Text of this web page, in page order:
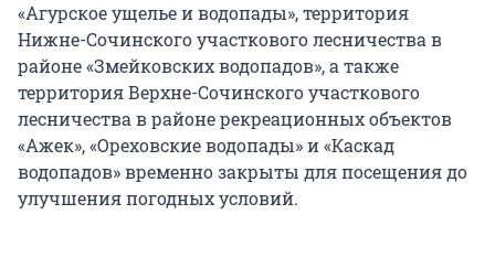
«Агурское ущелье и водопады», территория
Нижне-Сочинского участкового лесничества в
районе «Змейковских водопадов», а также
территория Верхне-Сочинского участкового
лесничества в районе рекреационных объектов
«Ажек», «Ореховские водопады» и «Каскад
водопадов» временно закрыты для посещения до
улучшения погодных условий.